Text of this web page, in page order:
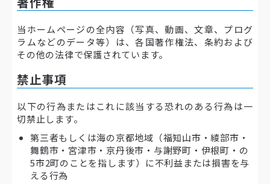
当ホームページの全内容（写真、動画、文章、プログ
ラムなどのデータ等）は、各国著作権法、条約および
その他の法律で保護されています。
禁止事項
以下の行為またはこれに該当する恐れのある行為は一
切禁止します。
第三者もしくは海の京都地域（福知山市・綾部市・
舞鶴市・宮津市・京丹後市・与謝野町・伊根町・の
5市2町のことを指します）に不利益または損害を与
える行為